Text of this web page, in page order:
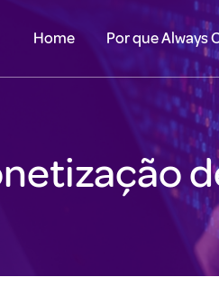
Home Por que Always